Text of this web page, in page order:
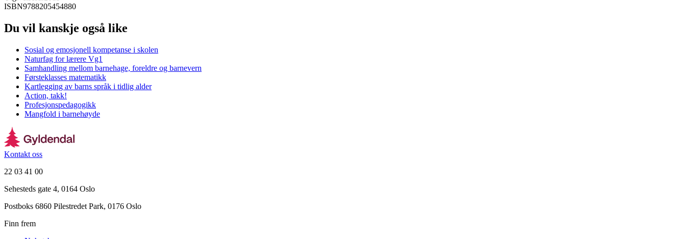
ISBN9788205454880
Du vil kanskje også like
Sosial og emosjonell kompetanse i skolen
Naturfag for lærere Vg1
Samhandling mellom barnehage, foreldre og barnevern
Førsteklasses matematikk
Kartlegging av barns språk i tidlig alder
Action, takk!
Profesjonspedagogikk
Mangfold i barnehøyde
Kontakt oss
22 03 41 00
Sehesteds gate 4, 0164 Oslo
Postboks 6860 Pilestredet Park, 0176 Oslo
Finn frem